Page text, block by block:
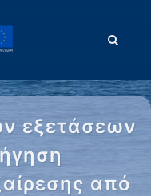
εξετάσεων
από